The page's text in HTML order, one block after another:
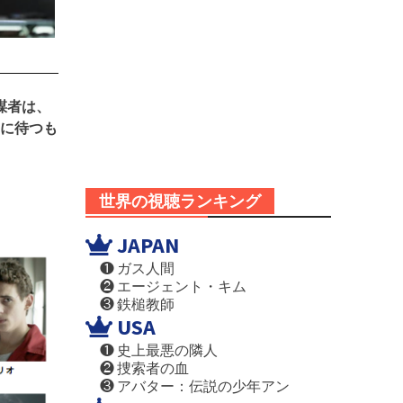
は、
待つも
世界の視聴ランキング
JAPAN
❶ ガス人間
❷ エージェント・キム
❸ 鉄槌教師
USA
❶ 史上最悪の隣人
❷ 捜索者の血
❸ アバター：伝説の少年アン